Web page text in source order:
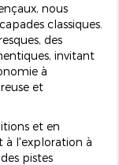
nous
classiques.
des
invitant
à
et
et en
à l'exploration à
pistes